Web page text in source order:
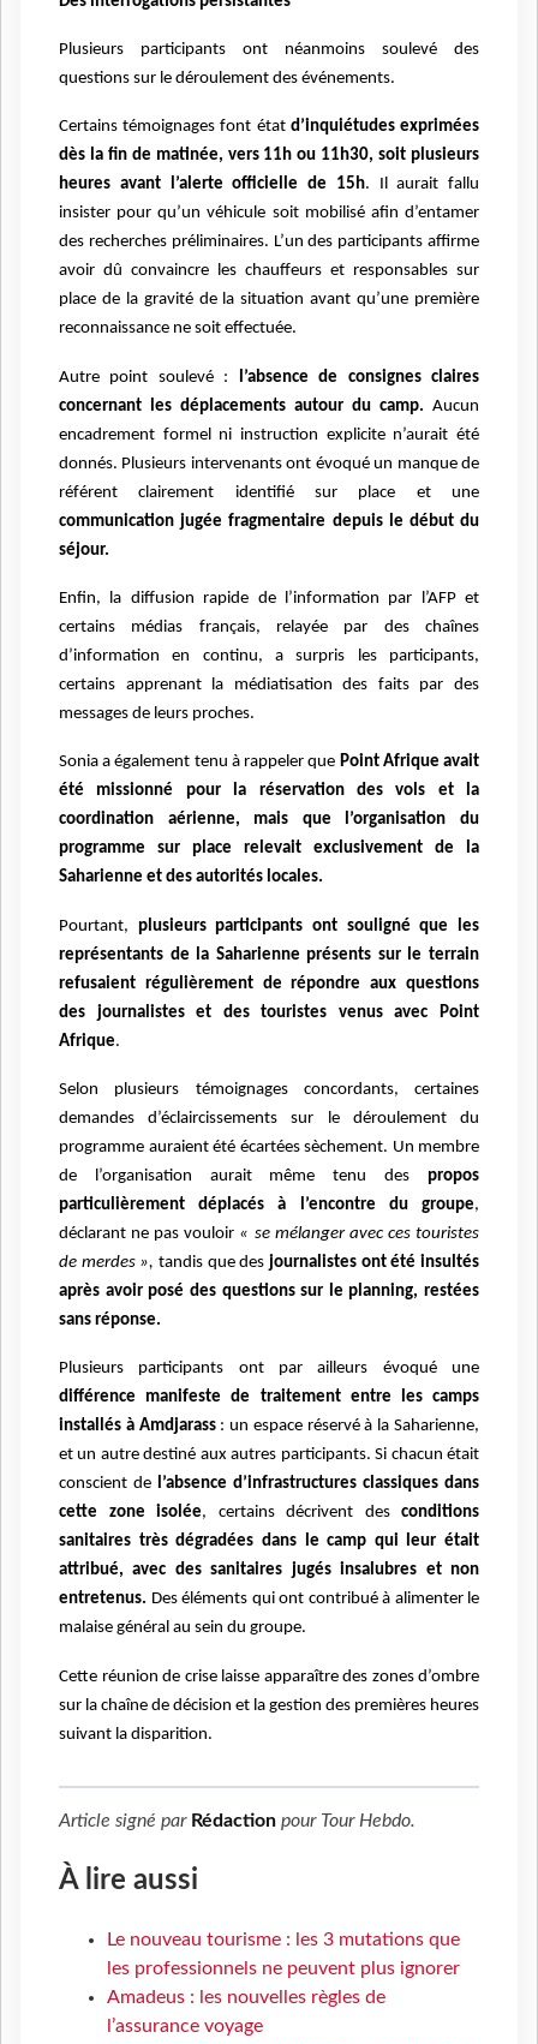
Plusieurs participants ont néanmoins soulevé des
questions sur le déroulement des événements.
Certains témoignages font état d’inquiétudes exprimées
dès la fin de matinée, vers 11h ou 11h30, soit plusieurs
heures avant l’alerte officielle de 15h. Il aurait fallu
insister pour qu’un véhicule soit mobilisé afin d’entamer
des recherches préliminaires. L’un des participants affirme
avoir dû convaincre les chauffeurs et responsables sur
place de la gravité de la situation avant qu’une première
reconnaissance ne soit effectuée.
Autre point soulevé :
l’absence de consignes claires
concernant les déplacements autour du camp. Aucun
encadrement formel ni instruction explicite n’aurait été
donnés. Plusieurs intervenants ont évoqué un manque de
référent clairement identifié sur place et une
communication jugée fragmentaire depuis le début du
séjour.
Enfin, la diffusion rapide de l’information par l’AFP et
certains médias français, relayée par des chaînes
d’information en continu, a surpris les participants,
certains apprenant la médiatisation des faits par des
messages de leurs proches.
Sonia a également tenu à rappeler que Point Afrique avait
été missionné pour la réservation des vols et la
coordination aérienne, mais que l’organisation du
programme sur place relevait exclusivement de la
Saharienne et des autorités locales.
Pourtant, plusieurs participants ont souligné que les
représentants de la Saharienne présents sur le terrain
refusaient régulièrement de répondre aux questions
des journalistes et des touristes venus avec Point
Afrique.
Selon plusieurs témoignages concordants, certaines
demandes d’éclaircissements sur le déroulement du
programme auraient été écartées sèchement. Un membre
de l’organisation aurait même tenu des propos
particulièrement déplacés à l’encontre du groupe,
déclarant ne pas vouloir « se mélanger avec ces touristes
de merdes », tandis que des journalistes ont été insultés
après avoir posé des questions sur le planning, restées
sans réponse.
Plusieurs participants ont par ailleurs évoqué une
différence manifeste de traitement entre les camps
installés à Amdjarass: un espace réservé à la Saharienne,
et un autre destiné aux autres participants. Si chacun était
conscient de l’absence d’infrastructures classiques dans
cette zone isolée, certains décrivent des conditions
sanitaires très dégradées dans le camp qui leur était
attribué, avec des sanitaires jugés insalubres et non
entretenus. Des éléments qui ont contribué à alimenter le
malaise général au sein du groupe.
Cette réunion de crise laisse apparaître des zones d’ombre
sur la chaîne de décision et la gestion des premières heures
suivant la disparition.
Article signé par Rédaction pour Tour Hebdo.
À lire aussi
Le nouveau tourisme : les 3 mutations que
les professionnels ne peuvent plus ignorer
Amadeus : les nouvelles règles de
l’assurance voyage